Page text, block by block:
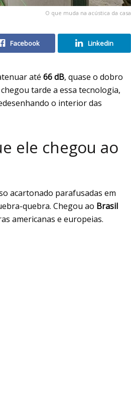
O que muda na acústica da casa
Facebook Linkedin
até 66 dB, quase o dobro
chegou tarde a essa tecnologia,
o interior das
ele chegou ao
acartonado parafusadas em
quebra. Chegou ao Brasil
americanas e europeias.